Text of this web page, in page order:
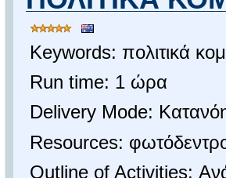
Keywords: πολιτικά
Run time: 1 ώρα
Delivery Mode:
Resources:
Outline of Activities: